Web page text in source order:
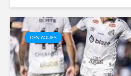
DESTAQUES